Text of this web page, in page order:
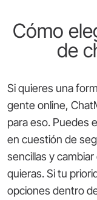
Cómo
de
Si quieres una
gente online,
para eso. Puedes
en cuestión de
sencillas y
quieras. Si tu
opciones dentro